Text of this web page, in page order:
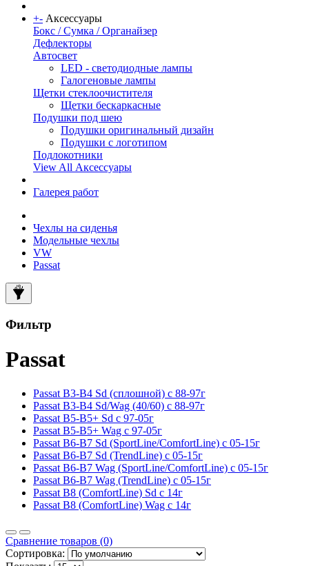
+- Аксессуары
Бокс / Сумка / Органайзер
Дефлекторы
Автосвет
LED - светодиодные лампы
Галогеновые лампы
Щетки стеклоочистителя
Щетки бескаркасные
Подушки под шею
Подушки оригинальный дизайн
Подушки с логотипом
Подлокотники
View All Аксессуары
Галерея работ
Чехлы на сиденья
Модельные чехлы
VW
Passat
Фильтр
Passat
Passat B3-B4 Sd (сплошной) с 88-97г
Passat B3-B4 Sd/Wag (40/60) c 88-97г
Passat B5-B5+ Sd с 97-05г
Passat B5-B5+ Wag с 97-05г
Passat B6-B7 Sd (SportLine/ComfortLine) с 05-15г
Passat B6-B7 Sd (TrendLine) c 05-15г
Passat B6-B7 Wag (SportLine/ComfortLine) с 05-15г
Passat B6-B7 Wag (TrendLine) с 05-15г
Passat B8 (ComfortLine) Sd с 14г
Passat B8 (ComfortLine) Wag с 14г
Сравнение товаров (0)
Сортировка: